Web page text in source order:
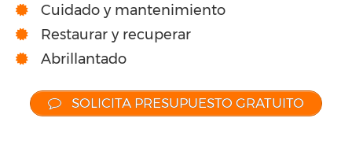
Cuidado y mantenimiento
Restaurar y recuperar
Abrillantado
SOLICITA PRESUPUESTO GRATUITO